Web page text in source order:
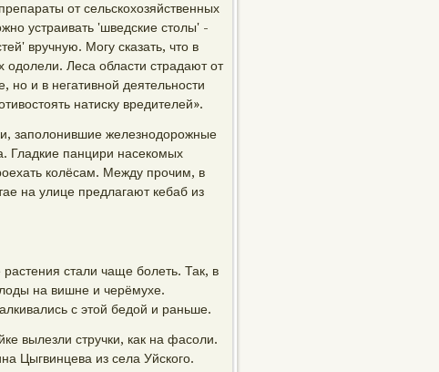
от сельскохозяйственных
устраивать 'шведские столы' -
вручную. Могу сказать, что в
одолели. Леса области страдают от
но и в негативной деятельности
натиску вредителей».
заполонившие железнодорожные
Гладкие панцири насекомых
колёсам. Между прочим, в
на улице предлагают кебаб из
стали чаще болеть. Так, в
на вишне и черёмухе.
с этой бедой и раньше.
вылезли стручки, как на фасоли.
Цыгвинцева из села Уйского.